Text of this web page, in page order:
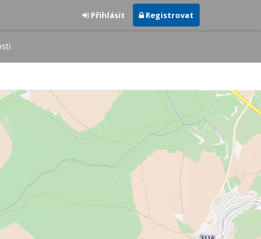
Přihlásit Registrovat